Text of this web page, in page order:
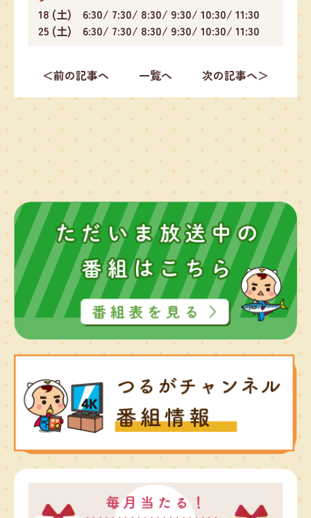
18 (土) 6:30/ 7:30/ 8:30/ 9:30/ 10:30/ 11:30
25 (土) 6:30/ 7:30/ 8:30/ 9:30/ 10:30/ 11:30
＜前の記事へ 一覧へ 次の記事へ＞